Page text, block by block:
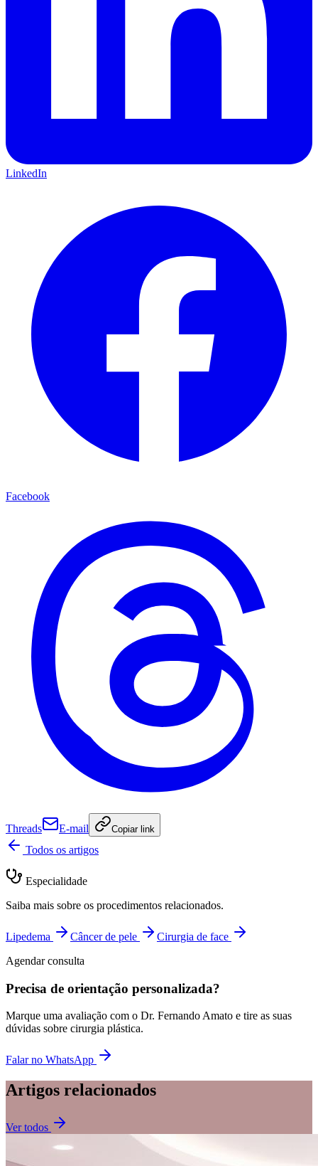
LinkedIn
Facebook
Threads E-mail Copiar link
Todos os artigos
Especialidade
Saiba mais sobre os procedimentos relacionados.
Lipedema Câncer de pele
Cirurgia de face
Agendar consulta
Precisa de orientação personalizada?
Marque uma avaliação com o Dr. Fernando Amato e tire as suas
dúvidas sobre cirurgia plástica.
Falar no WhatsApp
Artigos relacionados
Ver todos